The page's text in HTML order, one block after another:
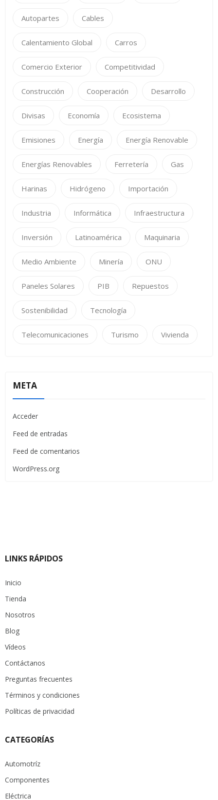
Autopartes Cables
Calentamiento Global Carros
Comercio Exterior Competitividad
Construcción Cooperación Desarrollo
Divisas Economía Ecosistema
Emisiones Energía Energía Renovable
Energías Renovables Ferretería Gas
Harinas Hidrógeno Importación
Industria Informática Infraestructura
Inversión Latinoamérica Maquinaria
Medio Ambiente Minería ONU
Paneles Solares PIB Repuestos
Sostenibilidad Tecnología
Telecomunicaciones Turismo Vivienda
META
Acceder
Feed de entradas
Feed de comentarios
WordPress.org
LINKS RÁPIDOS
Inicio
Tienda
Nosotros
Blog
Vídeos
Contáctanos
Preguntas frecuentes
Términos y condiciones
Políticas de privacidad
CATEGORÍAS
Automotríz
Componentes
Eléctrica